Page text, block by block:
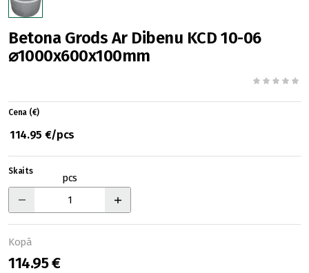
Betona Grods Ar Dibenu KCD 10-06
⌀1000x600x100mm
Cena (€)
114.95 €/pcs
Skaits
pcs
Kopā
114.95 €